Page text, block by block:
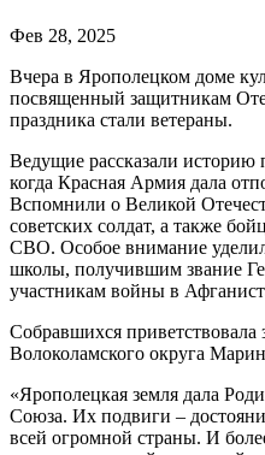
Фев 28, 2025
Вчера в Ярополецком доме
посвященный защитникам
праздника стали ветераны.
Ведущие рассказали историю
когда Красная Армия дала
Вспомнили о Великой
советских солдат, а также
СВО. Особое внимание
школы, получившим звание
участникам войны в
Собравшихся приветствовала
Волоколамского округа
«Ярополецкая земля дала
Союза. Их подвиги –
всей огромной страны. И